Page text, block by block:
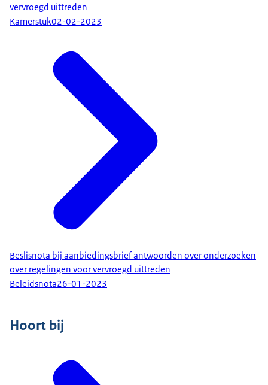
vervroegd uittreden
Kamerstuk02-02-2023
Beslisnota bij aanbiedingsbrief antwoorden over onderzoeken
over regelingen voor vervroegd uittreden
Beleidsnota26-01-2023
Hoort bij